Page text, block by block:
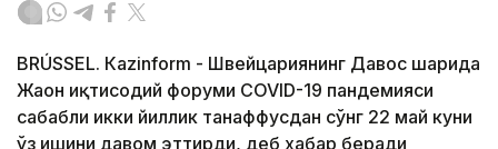
BRÚSSEL. Кazinform - Швейцариянинг Давос шаҳрида
Жаҳон иқтисодий форуми COVID-19 пандемияси
сабабли икки йиллик танаффусдан сўнг 22 май куни
ўз ишини давом эттирди, деб хабар беради